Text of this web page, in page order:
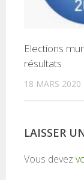
Elections
résultats
18 MARS 2020
LAISSER
Vous devez